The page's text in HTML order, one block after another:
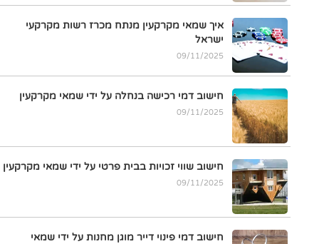
איך שמאי מקרקעין מנתח מכרז רשות מקרקעי
ישראל
09/11/2025
חישוב דמי רכישה בנחלה על ידי שמאי מקרקעין
09/11/2025
חישוב שווי זכויות בבית פרטי על ידי שמאי מקרקעין
09/11/2025
חישוב דמי פינוי דייר מוגן מחנות על ידי שמאי